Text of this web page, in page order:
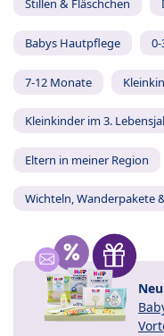
Stillen & Fläschchen
Babys Hautpflege
7-12 Monate
Kleinkinder im 3.
Eltern in meiner Region
Wichteln, Wanderpakete